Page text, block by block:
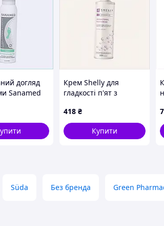
догляд
Sanamed
Крем Shelly для
гладкості п'ят з
властивостями,
C8253305M
418 ₴
Купити
Süda Без бренда Green